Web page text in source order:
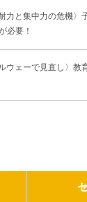
力と集中力の危機〉
必要！
ウェーで見直し〉教